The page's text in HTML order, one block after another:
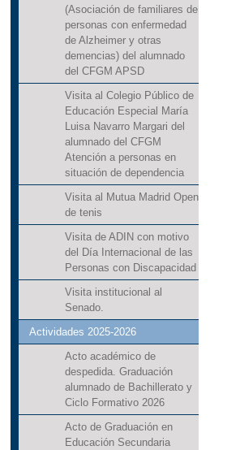
(Asociación de familiares de
personas con enfermedad
de Alzheimer y otras
demencias) del alumnado
del CFGM APSD
Visita al Colegio Público de
Educación Especial María
Luisa Navarro Margari del
alumnado del CFGM
Atención a personas en
situación de dependencia
Visita al Mutua Madrid Open
de tenis
Visita de ADIN con motivo
del Día Internacional de las
Personas con Discapacidad
Visita institucional al
Senado.
Actividades 2025-2026
Acto académico de
despedida. Graduación
alumnado de Bachillerato y
Ciclo Formativo 2026
Acto de Graduación en
Educación Secundaria